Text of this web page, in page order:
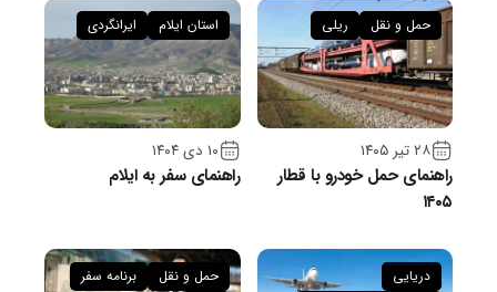
۲۸ تیر ۱۴۰۵
راهنمای حمل خودرو با قطار
۱۴۰۵
حمل و نقل ریلی
۱۰ دی ۱۴۰۴
راهنمای سفر به ایلام
استان ایلام ایرانگردی
دریایی
حمل و نقل
برنامه سفر